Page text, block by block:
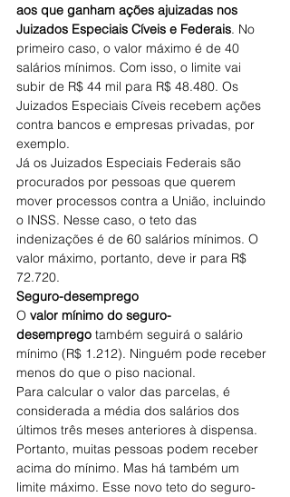
aos que ganham ações ajuizadas nos
Juizados Especiais Cíveis e Federais. No
primeiro caso, o valor máximo é de 40
salários mínimos. Com isso, o limite vai
subir de R$ 44 mil para R$ 48.480. Os
Juizados Especiais Cíveis recebem ações
contra bancos e empresas privadas, por
exemplo.
Já os Juizados Especiais Federais são
procurados por pessoas que querem
mover processos contra a União, incluindo
o INSS. Nesse caso, o teto das
indenizações é de 60 salários mínimos. O
valor máximo, portanto, deve ir para R$
72.720.
Seguro-desemprego
O valor mínimo do seguro-
desemprego também seguirá o salário
mínimo (R$ 1.212). Ninguém pode receber
menos do que o piso nacional.
Para calcular o valor das parcelas, é
considerada a média dos salários dos
últimos três meses anteriores à dispensa.
Portanto, muitas pessoas podem receber
acima do mínimo. Mas há também um
limite máximo. Esse novo teto do seguro-